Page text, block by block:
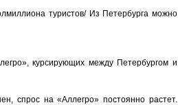
туристов/ Из Петербурга можно
курсирующих между Петербургом и
спрос на «Аллегро» постоянно растет.